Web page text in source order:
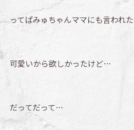
ってぱみゅちゃんママにも言われ
可愛いから欲しかったけど…
だってだって…